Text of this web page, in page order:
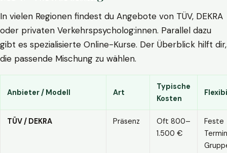
In vielen Regionen findest du Angebote von TÜV, DEKRA
oder privaten Verkehrspsycholog:innen. Parallel dazu
gibt es spezialisierte Online-Kurse. Der Überblick hilft dir,
die passende Mischung zu wählen.
Anbieter / Modell Art
Typische
Kosten
TÜV / DEKRA Präsenz
Oft 800–
1.500 €
Feste